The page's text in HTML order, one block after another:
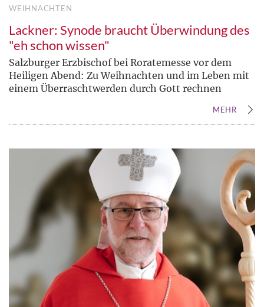
WEIHNACHTEN
Lackner: Synode braucht Überwindung des
"eh schon wissen"
Salzburger Erzbischof bei Roratemesse vor dem
Heiligen Abend: Zu Weihnachten und im Leben mit
einem Überraschtwerden durch Gott rechnen
MEHR